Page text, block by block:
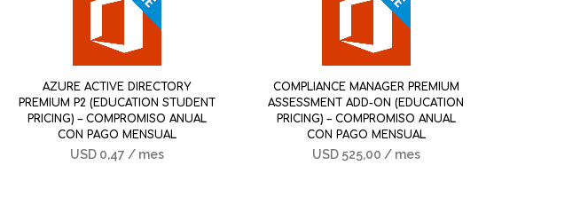
AZURE ACTIVE DIRECTORY
PREMIUM P2 (EDUCATION STUDENT
PRICING) – COMPROMISO ANUAL
CON PAGO MENSUAL
USD 0,47 / mes
COMPLIANCE MANAGER PREMIUM
ASSESSMENT ADD-ON (EDUCATION
PRICING) – COMPROMISO ANUAL
CON PAGO MENSUAL
USD 525,00 / mes